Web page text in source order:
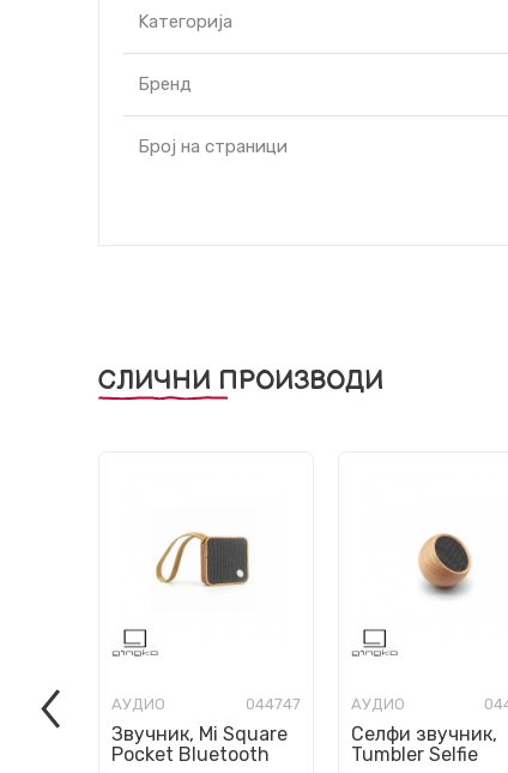
Kатегорија
Бренд
Број на страници
СЛИЧНИ ПРОИЗВОДИ
АУДИО 044747
Звучник, Mi Square
Pocket Bluetooth
АУДИО
Селфи звучник,
Tumbler Selfie